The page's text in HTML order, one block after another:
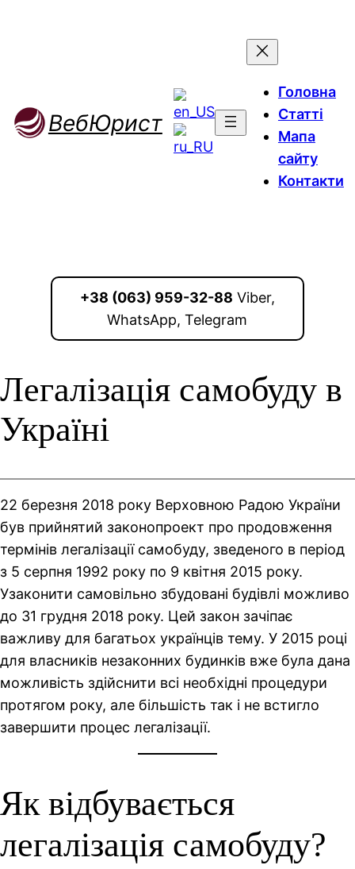
ВебЮрист
Головна
Статті
Мапа
сайту
Контакти
+38 (063) 959-32-88 Viber,
WhatsApp, Telegram
Легалізація самобуду в
Україні
22 березня 2018 року Верховною Радою України
був прийнятий законопроект про продовження
термінів легалізації самобуду, зведеного в період
з 5 серпня 1992 року по 9 квітня 2015 року.
Узаконити самовільно збудовані будівлі можливо
до 31 грудня 2018 року. Цей закон зачіпає
важливу для багатьох українців тему. У 2015 році
для власників незаконних будинків вже була дана
можливість здійснити всі необхідні процедури
протягом року, але більшість так і не встигло
завершити процес легалізації.
Як відбувається
легалізація самобуду?